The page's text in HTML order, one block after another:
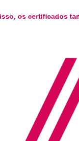
os certificados